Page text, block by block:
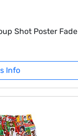
Shot Poster Fade
Info